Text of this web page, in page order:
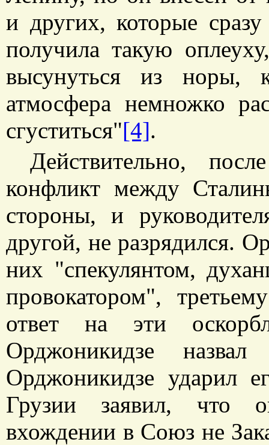
и других, которые
получила такую
высунуться из норы,
атмосфера немножко
сгуститься"[4].
Действительно,
конфликт между
стороны, и
другой, не разрядился.
них "спекулянтом,
провокатором",
ответ на эти
Орджоникидзе
Орджоникидзе ударил
Грузии заявил, что
вхождении в Союз не